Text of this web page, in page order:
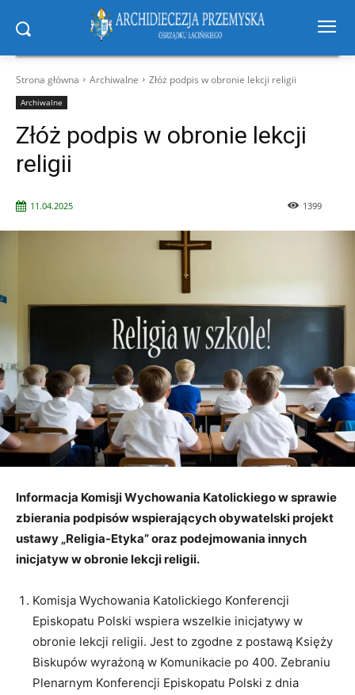
Strona główna Archiwalne Złóż podpis w obronie lekcji religii
Archiwalne
Złóż podpis w obronie lekcji
religii
11.04.2025 1399
Informacja Komisji Wychowania Katolickiego w sprawie
zbierania podpisów wspierających obywatelski projekt
ustawy „Religia-Etyka” oraz podejmowania innych
inicjatyw w obronie lekcji religii.
Komisja Wychowania Katolickiego Konferencji
Episkopatu Polski wspiera wszelkie inicjatywy w
obronie lekcji religii. Jest to zgodne z postawą Księży
Biskupów wyrażoną w Komunikacie po 400. Zebraniu
Plenarnym Konferencji Episkopatu Polski z dnia